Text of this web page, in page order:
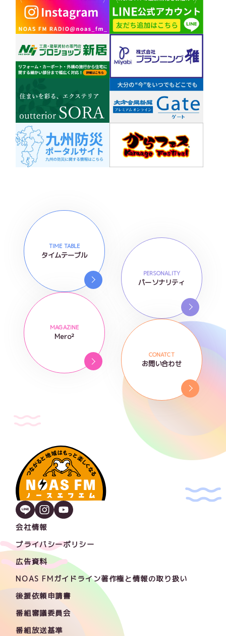
TIME TABLE
タイムテーブル
PERSONALITY
パーソナリティ
MAGAZINE
Mero²
CONATCT
お問い合わせ
会社情報
プライバシーポリシー
広告資料
NOAS FMガイドライン著作権と情報の取り扱い
後援依頼申請書
番組審議委員会
番組放送基準